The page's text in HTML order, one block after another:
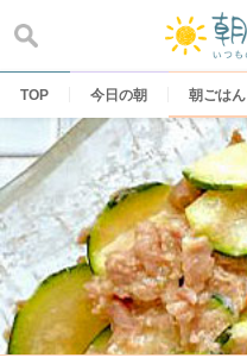
content
TOP 今日の朝 朝ごはん